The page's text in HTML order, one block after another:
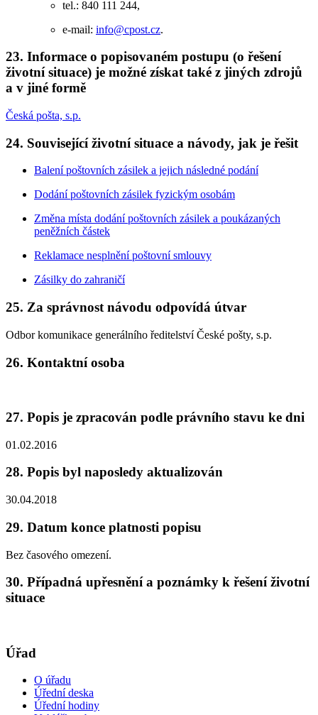
tel.: 840 111 244,
e-mail: info@cpost.cz.
23. Informace o popisovaném postupu (o řešení
životní situace) je možné získat také z jiných zdrojů
a v jiné formě
Česká pošta, s.p.
24. Související životní situace a návody, jak je řešit
Balení poštovních zásilek a jejich následné podání
Dodání poštovních zásilek fyzickým osobám
Změna místa dodání poštovních zásilek a poukázaných
peněžních částek
Reklamace nesplnění poštovní smlouvy
Zásilky do zahraničí
25. Za správnost návodu odpovídá útvar
Odbor komunikace generálního ředitelství České pošty, s.p.
26. Kontaktní osoba
27. Popis je zpracován podle právního stavu ke dni
01.02.2016
28. Popis byl naposledy aktualizován
30.04.2018
29. Datum konce platnosti popisu
Bez časového omezení.
30. Případná upřesnění a poznámky k řešení životní
situace
Úřad
O úřadu
Úřední deska
Úřední hodiny